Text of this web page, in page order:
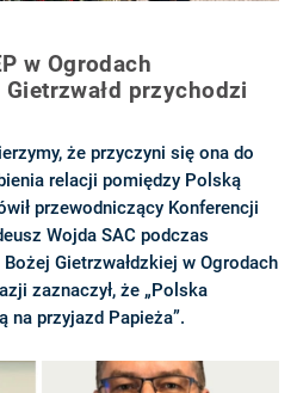
w Ogrodach
przychodzi
że przyczyni się ona do
relacji pomiędzy Polską
przewodniczący Konferencji
Wojda SAC podczas
Gietrzwałdzkiej w Ogrodach
zaznaczył, że „Polska
na przyjazd Papieża”.